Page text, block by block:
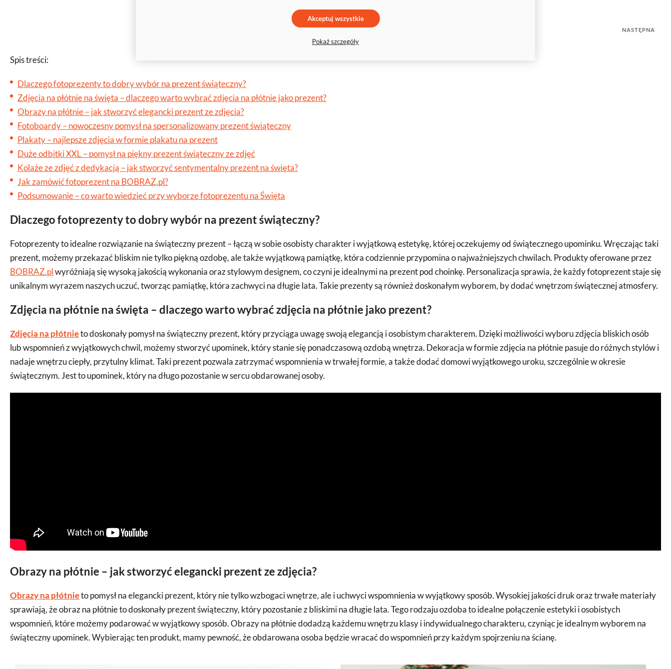
1 2 3 4 6 NASTĘPNA
Spis treści:
Dlaczego fotoprezenty to dobry wybór na prezent świąteczny?
Zdjęcia na płótnie na święta – dlaczego warto wybrać zdjęcia na płótnie jako prezent?
Obrazy na płótnie – jak stworzyć elegancki prezent ze zdjęcia?
Fotoboardy – nowoczesny pomysł na spersonalizowany prezent świąteczny
Plakaty – najlepsze zdjęcia w formie plakatu na prezent
Duże odbitki XXL – pomysł na piękny prezent świąteczny ze zdjęć
Kolaże ze zdjęć z dedykacją – jak stworzyć sentymentalny prezent na święta?
Jak zamówić fotoprezent na BOBRAZ.pl?
Podsumowanie – co warto wiedzieć przy wyborze fotoprezentu na Święta
Dlaczego fotoprezenty to dobry wybór na prezent świąteczny?
Fotoprezenty to idealne rozwiązanie na świąteczny prezent – łączą w sobie osobisty charakter i wyjątkową estetykę, której oczekujemy od świątecznego upominku. Wręczając taki
prezent, możemy przekazać bliskim nie tylko piękną ozdobę, ale także wyjątkową pamiątkę, która codziennie przypomina o najważniejszych chwilach. Produkty oferowane przez
BOBRAZ.plwyróżniają się wysoką jakością wykonania oraz stylowym designem, co czyni je idealnymi na prezent pod choinkę. Personalizacja sprawia, że każdy fotoprezent staje się
unikalnym wyrazem naszych uczuć, tworząc pamiątkę, która zachwyci na długie lata. Takie prezenty są również doskonałym wyborem, by dodać wnętrzom świątecznej atmosfery.
Zdjęcia na płótnie na święta – dlaczego warto wybrać zdjęcia na płótnie jako prezent?
Zdjęcia na płótnieto doskonały pomysł na świąteczny prezent, który przyciąga uwagę swoją elegancją i osobistym charakterem. Dzięki możliwości wyboru zdjęcia bliskich osób
lub wspomnień z wyjątkowych chwil, możemy stworzyć upominek, który stanie się ponadczasową ozdobą wnętrza. Dekoracja w formie zdjęcia na płótnie pasuje do różnych stylów i
nadaje wnętrzu ciepły, przytulny klimat. Taki prezent pozwala zatrzymać wspomnienia w trwałej formie, a także dodać domowi wyjątkowego uroku, szczególnie w okresie
świątecznym. Jest to upominek, który na długo pozostanie w sercu obdarowanej osoby.
Obrazy na płótnie – jak stworzyć elegancki prezent ze zdjęcia?
Obrazy na płótnieto pomysł na elegancki prezent, który nie tylko wzbogaci wnętrze, ale i uchwyci wspomnienia w wyjątkowy sposób. Wysokiej jakości druk oraz trwałe materiały
sprawiają, że obraz na płótnie to doskonały prezent świąteczny, który pozostanie z bliskimi na długie lata. Tego rodzaju ozdoba to idealne połączenie estetyki i osobistych
wspomnień, które możemy podarować w wyjątkowy sposób. Obrazy na płótnie dodadzą każdemu wnętrzu klasy i indywidualnego charakteru, czyniąc je idealnym wyborem na
świąteczny upominek. Wybierając ten produkt, mamy pewność, że obdarowana osoba będzie wracać do wspomnień przy każdym spojrzeniu na ścianę.
Akceptuj wszystkie
Pokaż szczegóły